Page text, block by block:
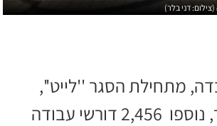
דני בלר)
מתחילת הסגר ''לייט'',
ב-27 בדצמבר, נוספו 2,456 דורשי עבודה